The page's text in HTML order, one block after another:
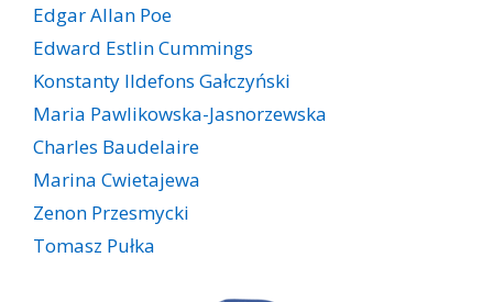
Edgar Allan Poe
Edward Estlin Cummings
Konstanty Ildefons Gałczyński
Maria Pawlikowska-Jasnorzewska
Charles Baudelaire
Marina Cwietajewa
Zenon Przesmycki
Tomasz Pułka